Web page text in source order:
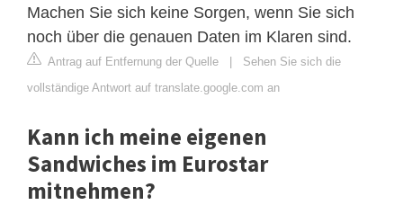
Machen Sie sich keine Sorgen, wenn Sie sich
noch über die genauen Daten im Klaren sind.
Antrag auf Entfernung der Quelle | Sehen Sie sich die
vollständige Antwort auf translate.google.com an
Kann ich meine eigenen
Sandwiches im Eurostar
mitnehmen?